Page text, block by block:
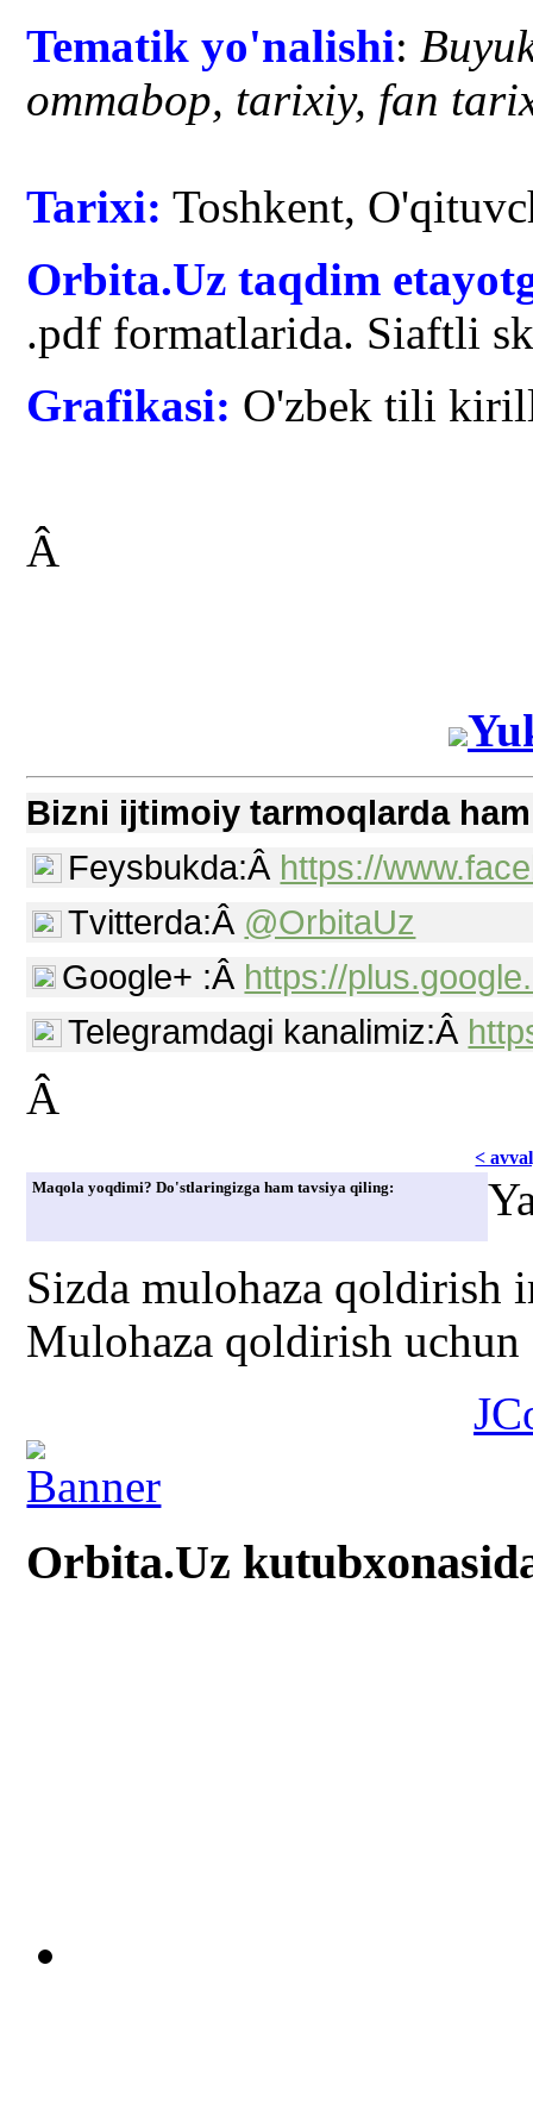
Tematik yo'nalishi:
ommabop, tarixiy, fan
Tarixi: Toshkent,
Orbita.Uz taqdim
.pdf formatlarida. Siaftli
Grafikasi: O'zbek tili
Â
Bizni ijtimoiy tarmoqlarda
Feysbukda:Â https://
Tvitterda:Â @OrbitaUz
Google+ :Â https://
Telegramdagi kanalimiz:Â
Â
<
Maqola yoqdimi? Do'stlaringizga ham tavsiya qiling:
Sizda mulohaza qoldirish
Mulohaza qoldirish
Orbita.Uz